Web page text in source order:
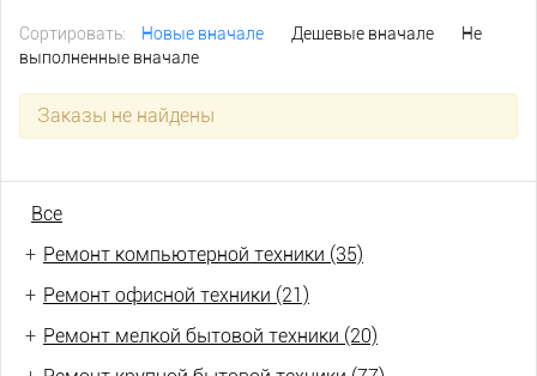
Сортировать: Новые вначале Дешевые вначале
Не
выполненные вначале
Заказы не найдены
Все
+ Ремонт компьютерной техники (35)
+ Ремонт офисной техники (21)
+ Ремонт мелкой бытовой техники (20)